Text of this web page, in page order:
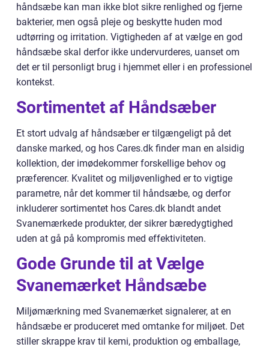
håndsæbe kan man ikke blot sikre renlighed og fjerne
bakterier, men også pleje og beskytte huden mod
udtørring og irritation. Vigtigheden af at vælge en god
håndsæbe skal derfor ikke undervurderes, uanset om
det er til personligt brug i hjemmet eller i en professionel
kontekst.
Sortimentet af Håndsæber
Et stort udvalg af håndsæber er tilgængeligt på det
danske marked, og hos Cares.dk finder man en alsidig
kollektion, der imødekommer forskellige behov og
præferencer. Kvalitet og miljøvenlighed er to vigtige
parametre, når det kommer til håndsæbe, og derfor
inkluderer sortimentet hos Cares.dk blandt andet
Svanemærkede produkter, der sikrer bæredygtighed
uden at gå på kompromis med effektiviteten.
Gode Grunde til at Vælge
Svanemærket Håndsæbe
Miljømærkning med Svanemærket signalerer, at en
håndsæbe er produceret med omtanke for miljøet. Det
stiller skrappe krav til kemi, produktion og emballage,